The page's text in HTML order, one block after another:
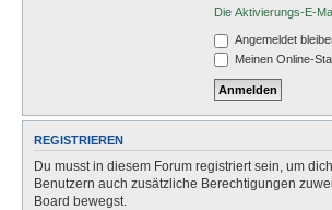
Die Aktivierungs-E-
Angemeldet
Meinen Online-
REGISTRIEREN
Du musst in diesem Forum registriert sein, um
Benutzern auch zusätzliche Berechtigungen
Board bewegst.